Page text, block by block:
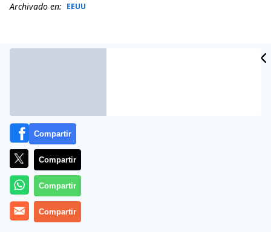
Archivado en: EEUU
Donald Trump, que no para, metió un buen meneo a
las redes este 26 de mayo de 2020, al publicar un video
Compartir
Compartir
Compartir
Compartir